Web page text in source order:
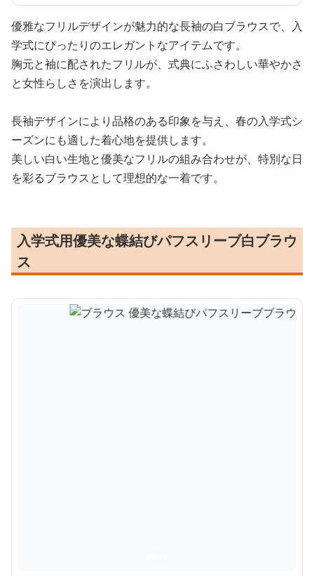
優雅なフリルデザインが魅力的な長袖の白ブラウスで、入
学式にぴったりのエレガントなアイテムです。
胸元と袖に配されたフリルが、式典にふさわしい華やかさ
と女性らしさを演出します。
長袖デザインにより品格のある印象を与え、春の入学式シ
ーズンにも適した着心地を提供します。
美しい白い生地と優美なフリルの組み合わせが、特別な日
を彩るブラウスとして理想的な一着です。
入学式用優美な蝶結びパフスリーブ白ブラウ
ス